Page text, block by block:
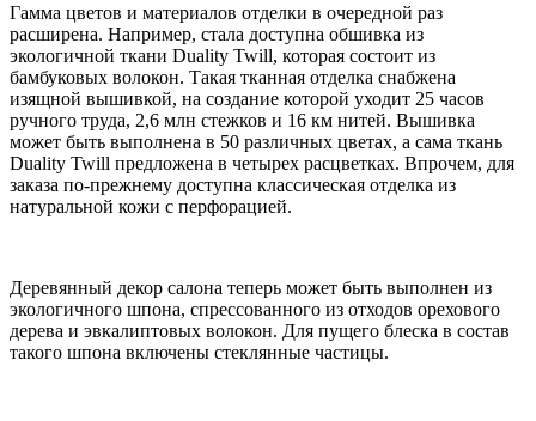
Гамма цветов и материалов отделки в очередной раз
расширена. Например, стала доступна обшивка из
экологичной ткани Duality Twill, которая состоит из
бамбуковых волокон. Такая тканная отделка снабжена
изящной вышивкой, на создание которой уходит 25 часов
ручного труда, 2,6 млн стежков и 16 км нитей. Вышивка
может быть выполнена в 50 различных цветах, а сама ткань
Duality Twill предложена в четырех расцветках. Впрочем, для
заказа по-прежнему доступна классическая отделка из
натуральной кожи с перфорацией.
Деревянный декор салона теперь может быть выполнен из
экологичного шпона, спрессованного из отходов орехового
дерева и эвкалиптовых волокон. Для пущего блеска в состав
такого шпона включены стеклянные частицы.